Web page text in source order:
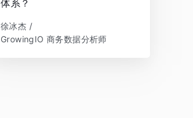
体系？
徐冰杰 /
GrowingIO 商务数据分析师